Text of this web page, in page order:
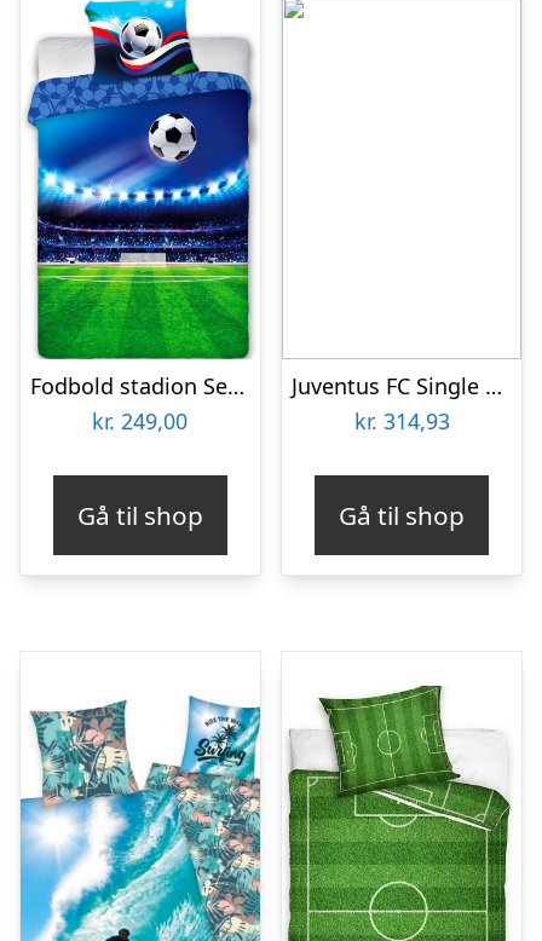
Fodbold stadion Sengetøj 140×200 cm – 100 procent bomuld
kr. 249,00
Gå til shop
Juventus FC Single Duvet Set-one-size
kr. 314,93
Gå til shop